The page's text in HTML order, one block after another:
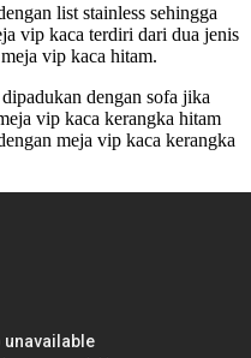
list stainless sehingga
vip kaca terdiri dari dua jenis
vip kaca hitam.
dengan sofa jika
vip kaca kerangka hitam
meja vip kaca kerangka